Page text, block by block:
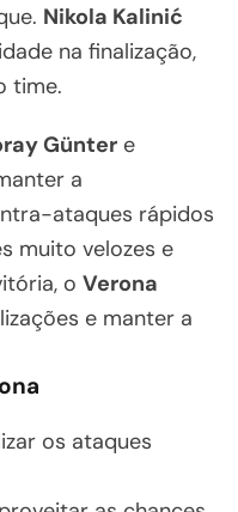
Nikola Kalinić
na finalização,
time.
Günter e
a
ataques rápidos
muito velozes e
o Verona
e manter a
os ataques